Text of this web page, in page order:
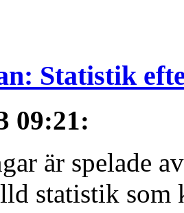
Statistik
09:21:
är spelade
statistik som